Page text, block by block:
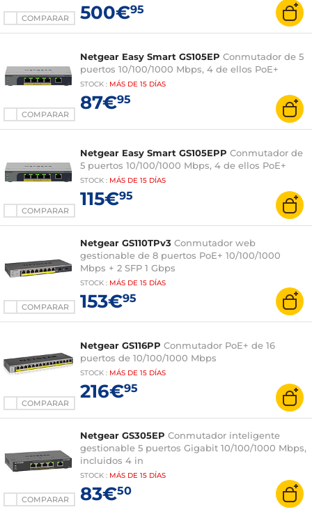
COMPARAR 500€95
COMPARAR
Netgear Easy Smart GS105EP Conmutador de 5
puertos 10/100/1000 Mbps, 4 de ellos PoE+
STOCK : MÁS DE 15 DÍAS
87€95
COMPARAR
Netgear Easy Smart GS105EPP Conmutador de
5 puertos 10/100/1000 Mbps, 4 de ellos PoE+
STOCK : MÁS DE 15 DÍAS
115€95
COMPARAR
Netgear GS110TPv3 Conmutador web
gestionable de 8 puertos PoE+ 10/100/1000
Mbps + 2 SFP 1 Gbps
STOCK : MÁS DE 15 DÍAS
153€95
COMPARAR
Netgear GS116PP Conmutador PoE+ de 16
puertos de 10/100/1000 Mbps
STOCK : MÁS DE 15 DÍAS
216€95
COMPARAR
Netgear GS305EP Conmutador inteligente
gestionable 5 puertos Gigabit 10/100/1000 Mbps,
incluidos 4 in
STOCK : MÁS DE 15 DÍAS
83€50